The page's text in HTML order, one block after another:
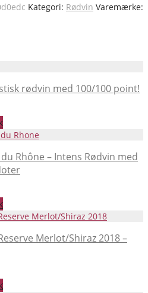
Kategori: Rødvin Varemærke:
rødvin med 100/100 point!
Rhône – Intens Rødvin med
Merlot/Shiraz 2018 –